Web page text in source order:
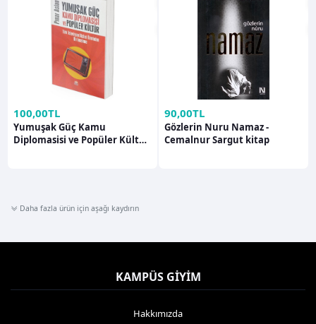
100,00TL
Yumuşak Güç Kamu
Diplomasisi ve Popüler Kültür
90,00TL
Gözlerin Nuru Namaz -
Cemalnur Sargut kitap
Daha fazla ürün için aşağı kaydırın
KAMPÜS GIYIM
Hakkımızda